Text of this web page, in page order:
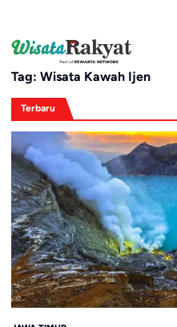
Tag: Wisata Kawah Ijen
Terbaru